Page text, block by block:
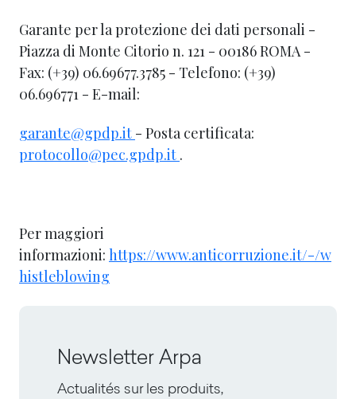
Garante per la protezione dei dati personali -
Piazza di Monte Citorio n. 121 - 00186 ROMA -
Fax: (+39) 06.69677.3785 - Telefono: (+39)
06.696771 - E-mail:
garante@gpdp.it - Posta certificata:
protocollo@pec.gpdp.it .
Per maggiori
informazioni: https://www.anticorruzione.it/-/w
histleblowing
Newsletter Arpa
Actualités sur les produits,